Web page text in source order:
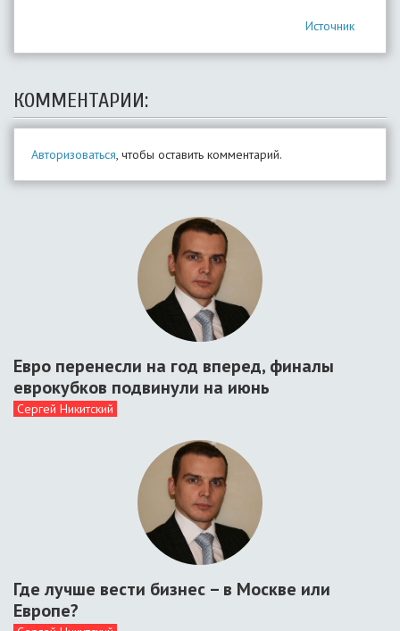
Источник
КОММЕНТАРИИ:
Авторизоваться, чтобы оставить комментарий.
Евро перенесли на год вперед, финалы
еврокубков подвинули на июнь
Сергей Никитский
Где лучше вести бизнес – в Москве или
Европе?